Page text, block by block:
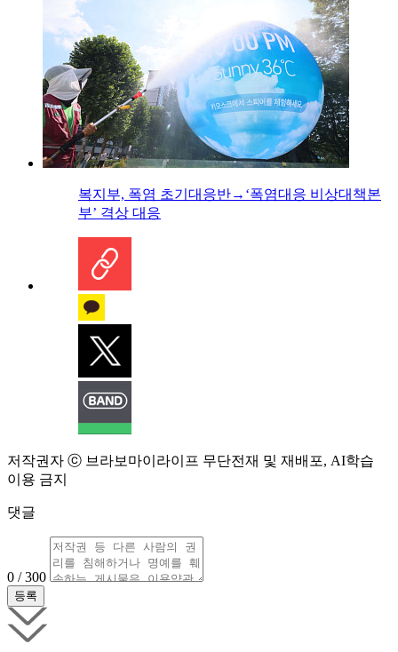
복지부, 폭염 초기대응반→‘폭염대응 비상대책본
부’ 격상 대응
저작권자 ⓒ 브라보마이라이프 무단전재 및 재배포, AI학습
이용 금지
댓글
0 / 300